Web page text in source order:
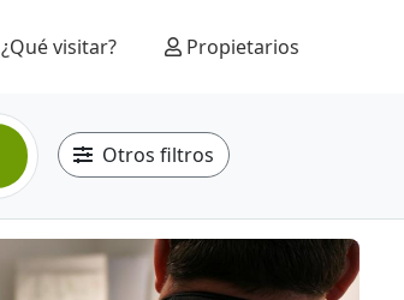
¿Qué visitar? Propietarios
Otros filtros